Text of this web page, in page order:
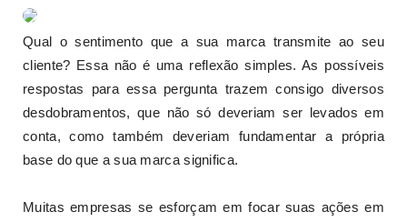
Qual o sentimento que a sua marca transmite ao seu
cliente? Essa não é uma reflexão simples. As possíveis
respostas para essa pergunta trazem consigo diversos
desdobramentos, que não só deveriam ser levados em
conta, como também deveriam fundamentar a própria
base do que a sua marca significa.
Muitas empresas se esforçam em focar suas ações em